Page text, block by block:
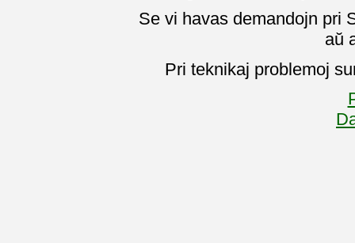
Se vi havas demandojn pri
aŭ
Pri teknikaj problemoj